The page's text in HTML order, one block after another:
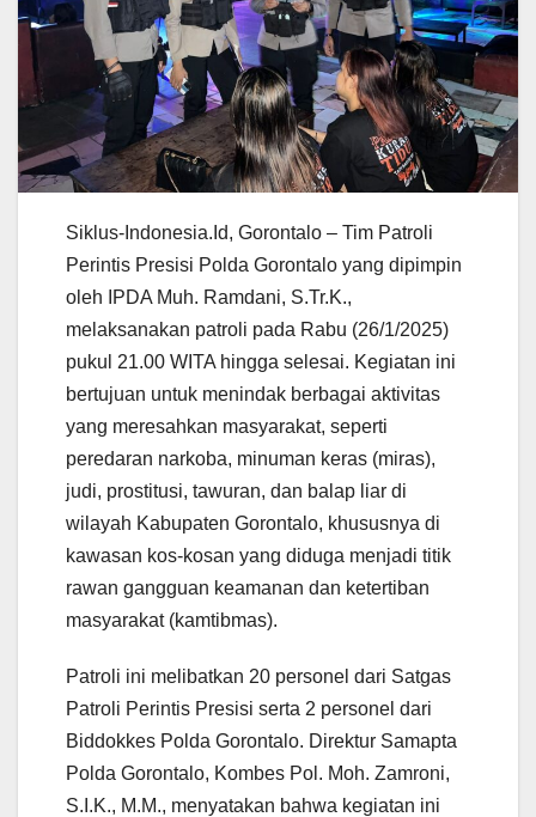
Siklus-Indonesia.Id, Gorontalo – Tim Patroli
Perintis Presisi Polda Gorontalo yang dipimpin
oleh IPDA Muh. Ramdani, S.Tr.K.,
melaksanakan patroli pada Rabu (26/1/2025)
pukul 21.00 WITA hingga selesai. Kegiatan ini
bertujuan untuk menindak berbagai aktivitas
yang meresahkan masyarakat, seperti
peredaran narkoba, minuman keras (miras),
judi, prostitusi, tawuran, dan balap liar di
wilayah Kabupaten Gorontalo, khususnya di
kawasan kos-kosan yang diduga menjadi titik
rawan gangguan keamanan dan ketertiban
masyarakat (kamtibmas).
Patroli ini melibatkan 20 personel dari Satgas
Patroli Perintis Presisi serta 2 personel dari
Biddokkes Polda Gorontalo. Direktur Samapta
Polda Gorontalo, Kombes Pol. Moh. Zamroni,
S.I.K., M.M., menyatakan bahwa kegiatan ini